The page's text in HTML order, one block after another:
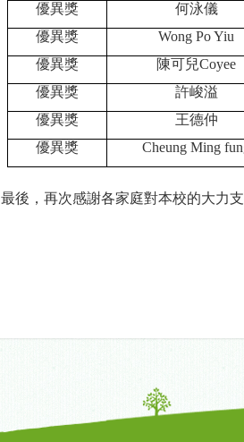
優異獎
何泳儀
優異獎
Wong Po Yiu
優異獎
陳可兒Coyee
優異獎
許峻溢
優異獎
王德仲
優異獎
Cheung Ming
最後，再次感謝各家庭對本校的大力